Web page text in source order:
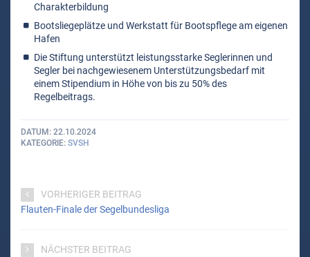
Charakterbildung
Bootsliegeplätze und Werkstatt für Bootspflege am eigenen
Hafen
Die Stiftung unterstützt leistungsstarke Seglerinnen und
Segler bei nachgewiesenem Unterstützungsbedarf mit
einem Stipendium in Höhe von bis zu 50% des
Regelbeitrags.
DATUM 22.10.2024
KATEGORIE SVSH
VORHERIGER BEITRAG
Flauten-Finale der Segelbundesliga
NÄCHSTER BEITRAG